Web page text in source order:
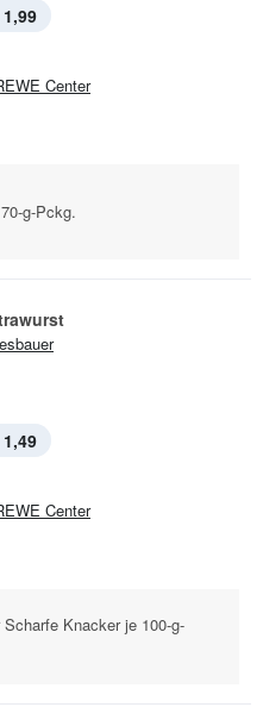
Center
g-Pckg.
Center
Knacker je 100-g-